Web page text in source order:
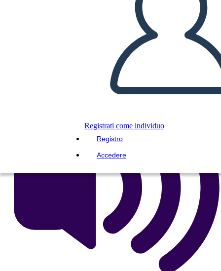
Registrati come individuo
Registro
Accedere
Copia questo Storyboard
CREARE UNO STORYBOARD
RIPRODURRE LA PRESENTAZIONE
LEGGIMI